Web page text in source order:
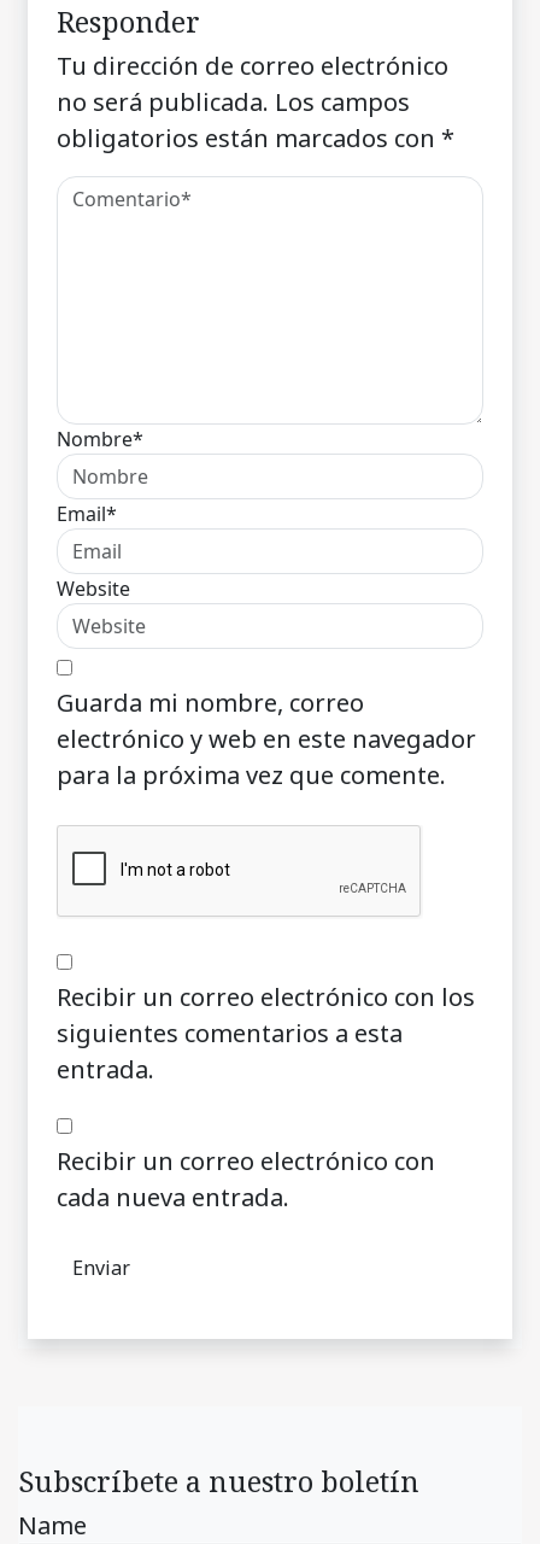
Responder
Tu dirección de correo electrónico
no será publicada. Los campos
obligatorios están marcados con *
Nombre*
Email*
Website
Guarda mi nombre, correo
electrónico y web en este navegador
para la próxima vez que comente.
Recibir un correo electrónico con los
siguientes comentarios a esta
entrada.
Recibir un correo electrónico con
cada nueva entrada.
Subscríbete a nuestro boletín
Name